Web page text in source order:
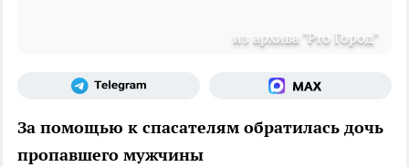
из архива "Pro Город"
За помощью к спасателям обратилась дочь
пропавшего мужчины